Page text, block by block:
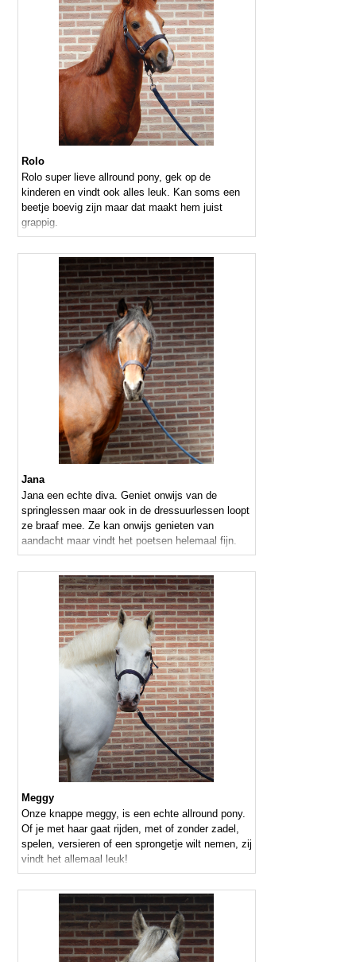
Rolo
Rolo super lieve allround pony, gek op de
kinderen en vindt ook alles leuk. Kan soms een
beetje boevig zijn maar dat maakt hem juist
grappig.
Jana
Jana een echte diva. Geniet onwijs van de
springlessen maar ook in de dressuurlessen loopt
ze braaf mee. Ze kan onwijs genieten van
aandacht maar vindt het poetsen helemaal fijn.
Meggy
Onze knappe meggy, is een echte allround pony.
Of je met haar gaat rijden, met of zonder zadel,
spelen, versieren of een sprongetje wilt nemen, zij
vindt het allemaal leuk!